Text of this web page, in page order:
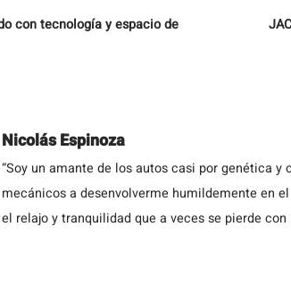
con tecnología y espacio de
Nicolás Espinoza
“Soy un amante de los autos casi por genética
mecánicos a desenvolverme humildemente en
el relajo y tranquilidad que a veces se pierde